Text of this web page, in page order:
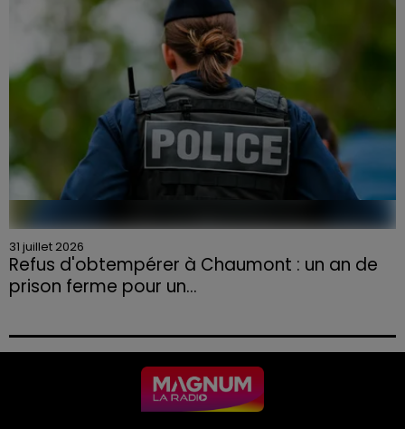
31 juillet 2026
Refus d'obtempérer à Chaumont : un an de
prison ferme pour un...
permis et la confiscation de son véhicule.